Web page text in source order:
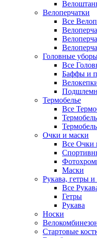
Велоперчатки
Все
Головные
Все
Баффы и
Термобелье
Все
Очки и маски
Все Очки
Маски
Рукава, гетры и
Все
Гетры
Рукава
Носки
Стартовые